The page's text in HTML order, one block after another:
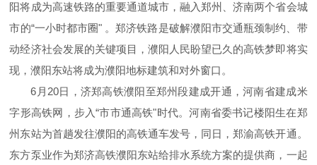
阳将成为高速铁路的重要通道城市，融入郑州、济南两个省会城
市的“一小时都市圈" 。郑济铁路是破解濮阳市交通瓶颈制约、带
动经济社会发展的关键项目，濮阳人民盼望已久的高铁梦即将实
现，濮阳东站将成为濮阳地标建筑和对外窗口。
6月20日，济郑高铁濮阳至郑州段建成开通，河南省建成米
字形高铁网，步入“市市通高铁"时代。河南省委书记楼阳生在郑
州东站为首趟发往濮阳的高铁通车发号，同日，郑渝高铁开通。
东方泵业作为郑济高铁濮阳东站给排水系统方案的提供商，一起